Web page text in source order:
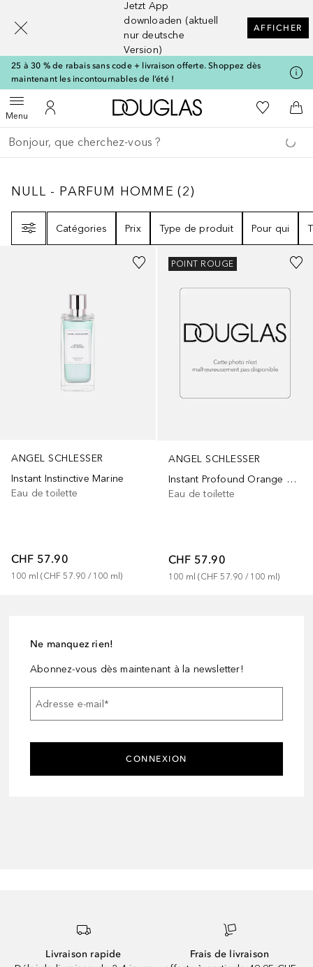
Jetzt App
downloaden (aktuell
nur deutsche
Version)
AFFICHER
25 à 30 % de rabais sans code + livraison offerte. Shoppez dès
maintenant les incontournables de l’été !
MenuOuvrir le menuVers Mon Compte
Vers l'accueil Douglas
Vers Ma
Retourner
Exécuter la recherche
NULL - PARFUM HOMME2
NULL - PARFUM HOMME (2)
Catégories
Prix Type de produit Pour qui
ANGEL SCHLESSER
Instant Instinctive Marine
Eau de toilette
CHF 57.90
100 ml (CHF 57.90 / 100 ml)
ANGEL SCHLESSER
Instant Profound Orange Wood
Eau de toilette
CHF 57.90
100 ml (CHF 57.90 / 100 ml)
POINT ROUGE
Ne manquez rien!
Abonnez-vous dès maintenant à la newsletter!
Adresse e-mail *
CONNEXION
Livraison rapide
Frais de livraison
[navigation.slideout.screenreader]